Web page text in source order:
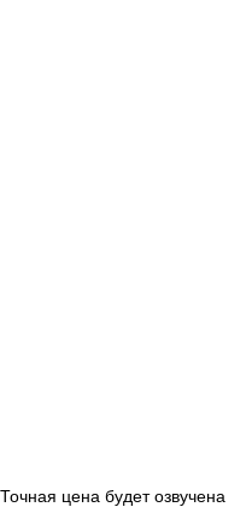
цена будет озвучена